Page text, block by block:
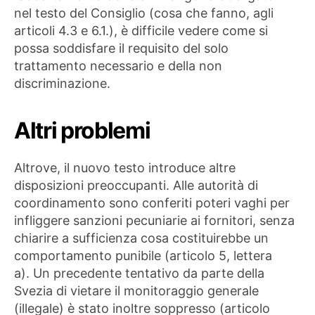
nel testo del Consiglio (cosa che fanno, agli
articoli 4.3 e 6.1.), è difficile vedere come si
possa soddisfare il requisito del solo
trattamento necessario e della non
discriminazione.
Altri problemi
Altrove, il nuovo testo introduce altre
disposizioni preoccupanti. Alle autorità di
coordinamento sono conferiti poteri vaghi per
infliggere sanzioni pecuniarie ai fornitori, senza
chiarire a sufficienza cosa costituirebbe un
comportamento punibile (articolo 5, lettera
a). Un precedente tentativo da parte della
Svezia di vietare il monitoraggio generale
(illegale) è stato inoltre soppresso (articolo